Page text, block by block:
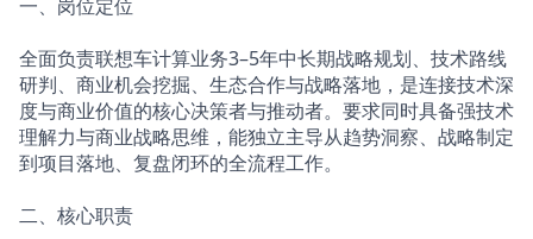
一、岗位定位
全面负责联想车计算业务3–5年中长期战略规划、技术路线
研判、商业机会挖掘、生态合作与战略落地，是连接技术深
度与商业价值的核心决策者与推动者。要求同时具备强技术
理解力与商业战略思维，能独立主导从趋势洞察、战略制定
到项目落地、复盘闭环的全流程工作。
二、核心职责